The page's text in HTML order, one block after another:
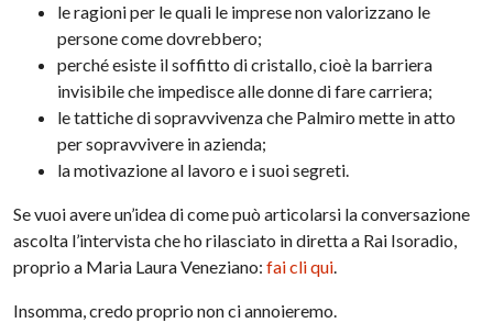
le ragioni per le quali le imprese non valorizzano le
persone come dovrebbero;
perché esiste il soffitto di cristallo, cioè la barriera
invisibile che impedisce alle donne di fare carriera;
le tattiche di sopravvivenza che Palmiro mette in atto
per sopravvivere in azienda;
la motivazione al lavoro e i suoi segreti.
Se vuoi avere un’idea di come può articolarsi la conversazione
ascolta l’intervista che ho rilasciato in diretta a Rai Isoradio,
proprio a Maria Laura Veneziano:fai cli qui.
Insomma, credo proprio non ci annoieremo.